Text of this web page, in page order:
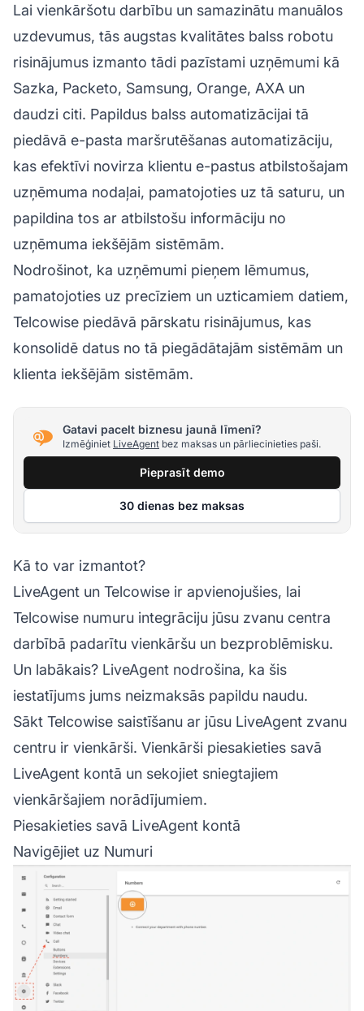
Lai vienkāršotu darbību un samazinātu manuālos
uzdevumus, tās augstas kvalitātes balss robotu
risinājumus izmanto tādi pazīstami uzņēmumi kā
Sazka, Packeto, Samsung, Orange, AXA un
daudzi citi. Papildus balss automatizācijai tā
piedāvā e-pasta maršrutēšanas automatizāciju,
kas efektīvi novirza klientu e-pastus atbilstošajam
uzņēmuma nodaļai, pamatojoties uz tā saturu, un
papildina tos ar atbilstošu informāciju no
uzņēmuma iekšējām sistēmām.
Nodrošinot, ka uzņēmumi pieņem lēmumus,
pamatojoties uz precīziem un uzticamiem datiem,
Telcowise piedāvā pārskatu risinājumus, kas
konsolidē datus no tā piegādātajām sistēmām un
klienta iekšējām sistēmām.
Gatavi pacelt biznesu jaunā līmenī?
Izmēģiniet LiveAgent bez maksas un pārliecinieties paši.
Pieprasīt demo
30 dienas bez maksas
Kā to var izmantot?
LiveAgent un Telcowise ir apvienojušies, lai
Telcowise numuru integrāciju jūsu zvanu centra
darbībā padarītu vienkāršu un bezproblēmisku.
Un labākais? LiveAgent nodrošina, ka šis
iestatījums jums neizmaksās papildu naudu.
Sākt Telcowise saistīšanu ar jūsu LiveAgent zvanu
centru ir vienkārši. Vienkārši piesakieties savā
LiveAgent kontā un sekojiet sniegtajiem
vienkāršajiem norādījumiem.
Piesakieties savā LiveAgent kontā
Navigējiet uz Numuri